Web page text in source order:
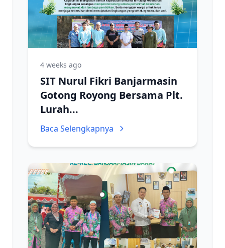
4 weeks ago
SIT Nurul Fikri Banjarmasin
Gotong Royong Bersama Plt.
Lurah...
Baca Selengkapnya